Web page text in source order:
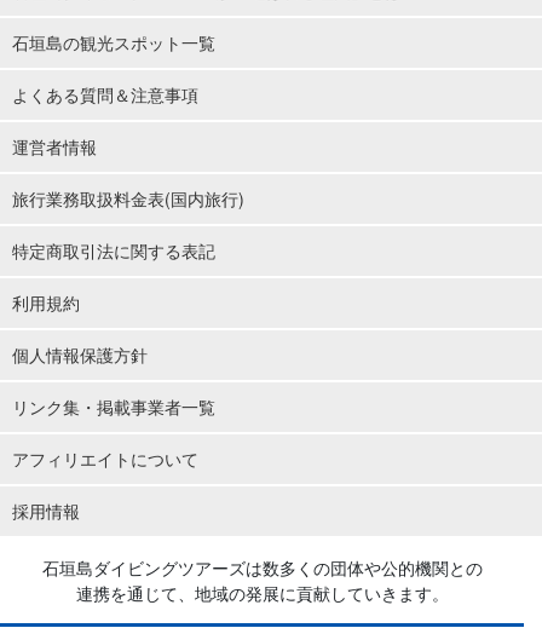
石垣島の観光スポット一覧
よくある質問＆注意事項
運営者情報
旅行業務取扱料金表(国内旅行)
特定商取引法に関する表記
利用規約
個人情報保護方針
リンク集・掲載事業者一覧
アフィリエイトについて
採用情報
石垣島ダイビングツアーズは数多くの団体や公的機関との
連携を通じて、地域の発展に貢献していきます。